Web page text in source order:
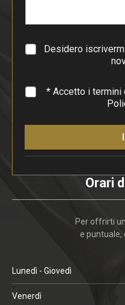
g
a
f
Desidero
* * Accetto i termini
Orari
Per offrirti
e puntuale,
Lunedì - Giovedì
Venerdì